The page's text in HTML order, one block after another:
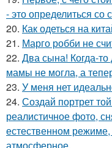
- это определиться со
20. Как одеться на
21. Марго робби не
22. Два сына! Когда-
мамы не могла, а
23. У меня нет
24. Создай портрет
реалистичное фото,
естественном
атмосферное.